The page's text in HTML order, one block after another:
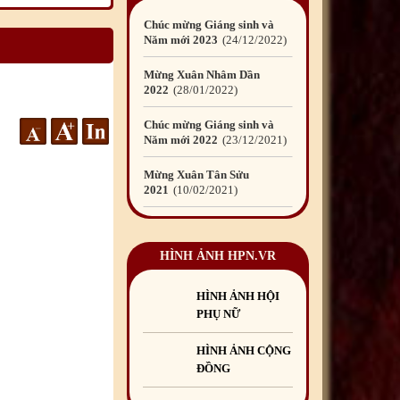
Chúc mừng Giáng sinh và
Năm mới 2023
24/12/2022
Mừng Xuân Nhâm Dần
2022
28/01/2022
Chúc mừng Giáng sinh và
Năm mới 2022
23/12/2021
Mừng Xuân Tân Sửu
2021
10/02/2021
Năm mới 2021 15/12/2020
Mừng Xuân Canh Tý
/01/2020
Chúc mừng Giáng sinh và
Mừng Xuân Kỷ Hợi
2019 03/02/2019
HÌNH ẢNH HPN.VR
HÌNH ẢNH HỘI
PHỤ NỮ
HÌNH ẢNH CỘNG
ĐỒNG